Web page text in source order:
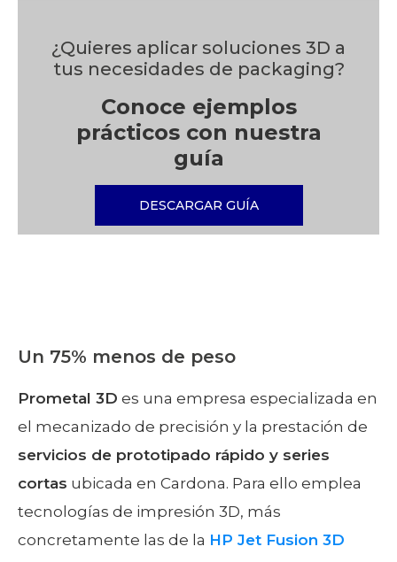
¿Quieres aplicar soluciones 3D a
tus necesidades de packaging?
Conoce ejemplos
prácticos con nuestra
guía
DESCARGAR GUÍA
Un 75% menos de peso
Prometal 3D es una empresa especializada en
el mecanizado de precisión y la prestación de
servicios de prototipado rápido y series
cortas ubicada en Cardona. Para ello emplea
tecnologías de impresión 3D, más
concretamente las de la HP Jet Fusion 3D